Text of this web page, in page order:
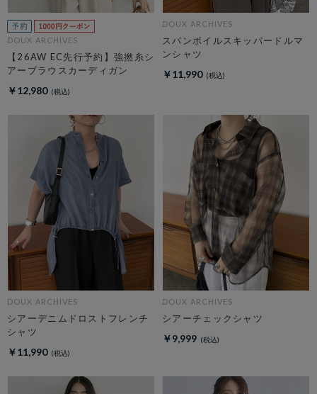
DOUX ARCHIVES
【26AW EC先行予約】強撚糸シ
アーブラウスカーディガン
￥12,980
DOUX ARCHIVES
スパンボイルスキッパードルマ
ンシャツ
￥11,990
DOUX ARCHIVES
シアーデニムドロストフレンチ
シャツ
￥11,990
DOUX ARCHIVES
シアーチェックシャツ
￥9,999